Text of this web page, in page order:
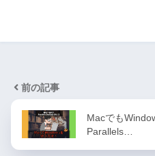
前の記事
Macでも
Parallels…